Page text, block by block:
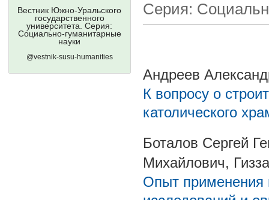
Вестник Южно-Уральского
государственного
университета. Серия:
Социально-гуманитарные
науки
@vestnik-susu-humanities
Серия:
Андреев
К вопросу о
католического
Боталов Сергей
Михайлович,
Опыт применения